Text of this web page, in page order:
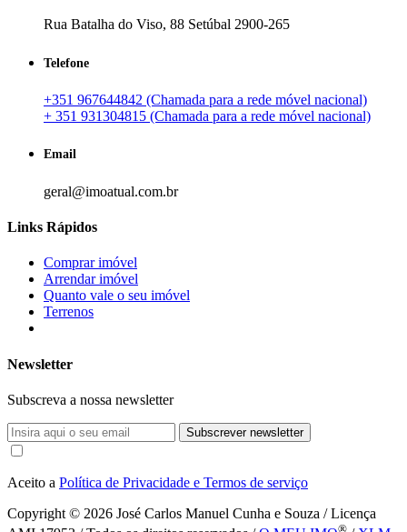
Rua Batalha do Viso, 88 Setúbal 2900-265
Telefone
+351 967644842 (Chamada para a rede móvel nacional)
+ 351 931304815 (Chamada para a rede móvel nacional)
Email
geral@imoatual.com.br
Links Rápidos
Comprar imóvel
Arrendar imóvel
Quanto vale o seu imóvel
Terrenos
Newsletter
Subscreva a nossa newsletter
Subscrever newsletter
Aceito a Política de Privacidade e Termos de serviço
Copyright © 2026 José Carlos Manuel Cunha e Souza / Licença
®